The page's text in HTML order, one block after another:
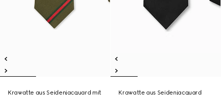
Krawatte aus Seidenjacquard mit Krawatte aus Seidenjacquard